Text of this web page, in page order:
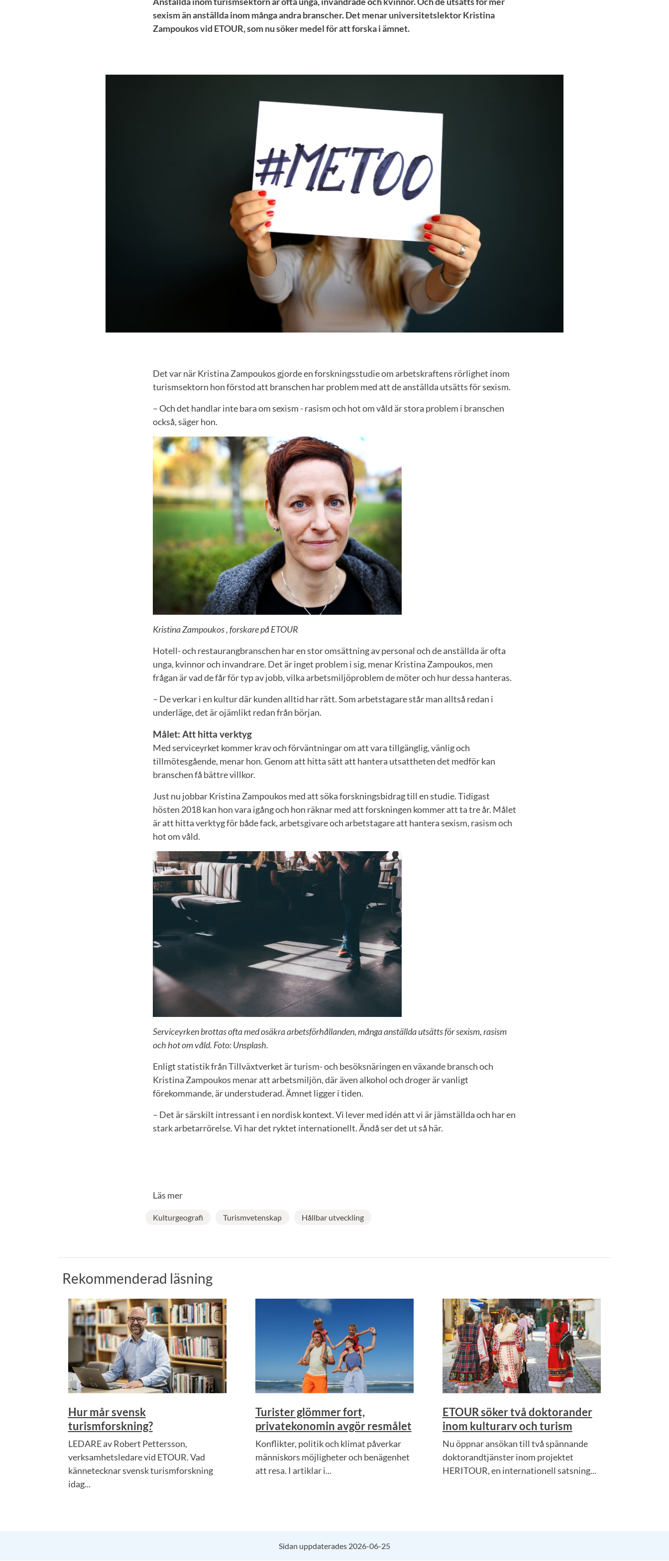
sexism än anställda inom många andra branscher. Det menar universitetslektor Kristina
Zampoukos vid ETOUR, som nu söker medel för att forska i ämnet.
Det var när Kristina Zampoukos gjorde en forskningsstudie om arbetskraftens rörlighet inom
turismsektorn hon förstod att branschen har problem med att de anställda utsätts för sexism.
– Och det handlar inte bara om sexism - rasism och hot om våld är stora problem i branschen
också, säger hon.
Kristina Zampoukos , forskare på ETOUR
Hotell- och restaurangbranschen har en stor omsättning av personal och de anställda är ofta
unga, kvinnor och invandrare. Det är inget problem i sig, menar Kristina Zampoukos, men
frågan är vad de får för typ av jobb, vilka arbetsmiljöproblem de möter och hur dessa hanteras.
– De verkar i en kultur där kunden alltid har rätt. Som arbetstagare står man alltså redan i
underläge, det är ojämlikt redan från början.
Målet: Att hitta verktyg
Med serviceyrket kommer krav och förväntningar om att vara tillgänglig, vänlig och
tillmötesgående, menar hon. Genom att hitta sätt att hantera utsattheten det medför kan
branschen få bättre villkor.
Just nu jobbar Kristina Zampoukos med att söka forskningsbidrag till en studie. Tidigast
hösten 2018 kan hon vara igång och hon räknar med att forskningen kommer att ta tre år. Målet
är att hitta verktyg för både fack, arbetsgivare och arbetstagare att hantera sexism, rasism och
hot om våld.
Serviceyrken brottas ofta med osäkra arbetsförhållanden, många anställda utsätts för sexism, rasism
och hot om våld. Foto: Unsplash.
Enligt statistik från Tillväxtverket är turism- och besöksnäringen en växande bransch och
Kristina Zampoukos menar att arbetsmiljön, där även alkohol och droger är vanligt
förekommande, är understuderad. Ämnet ligger i tiden.
– Det är särskilt intressant i en nordisk kontext. Vi lever med idén att vi är jämställda och har en
stark arbetarrörelse. Vi har det ryktet internationellt. Ändå ser det ut så här.
Läs mer
Kulturgeografi Turismvetenskap Hållbar utveckling
Rekommenderad läsning
Hur mår svensk
turismforskning?
LEDARE av Robert Pettersson,
verksamhetsledare vid ETOUR. Vad
kännetecknar svensk turismforskning
idag...
Turister glömmer fort,
privatekonomin avgör resmålet
Konflikter, politik och klimat påverkar
människors möjligheter och benägenhet
att resa. I artiklar i...
ETOUR söker två doktorander
inom kulturarv och turism
Nu öppnar ansökan till två spännande
doktorandtjänster inom projektet
HERITOUR, en internationell satsning...
Sidan uppdaterades 2026-06-25